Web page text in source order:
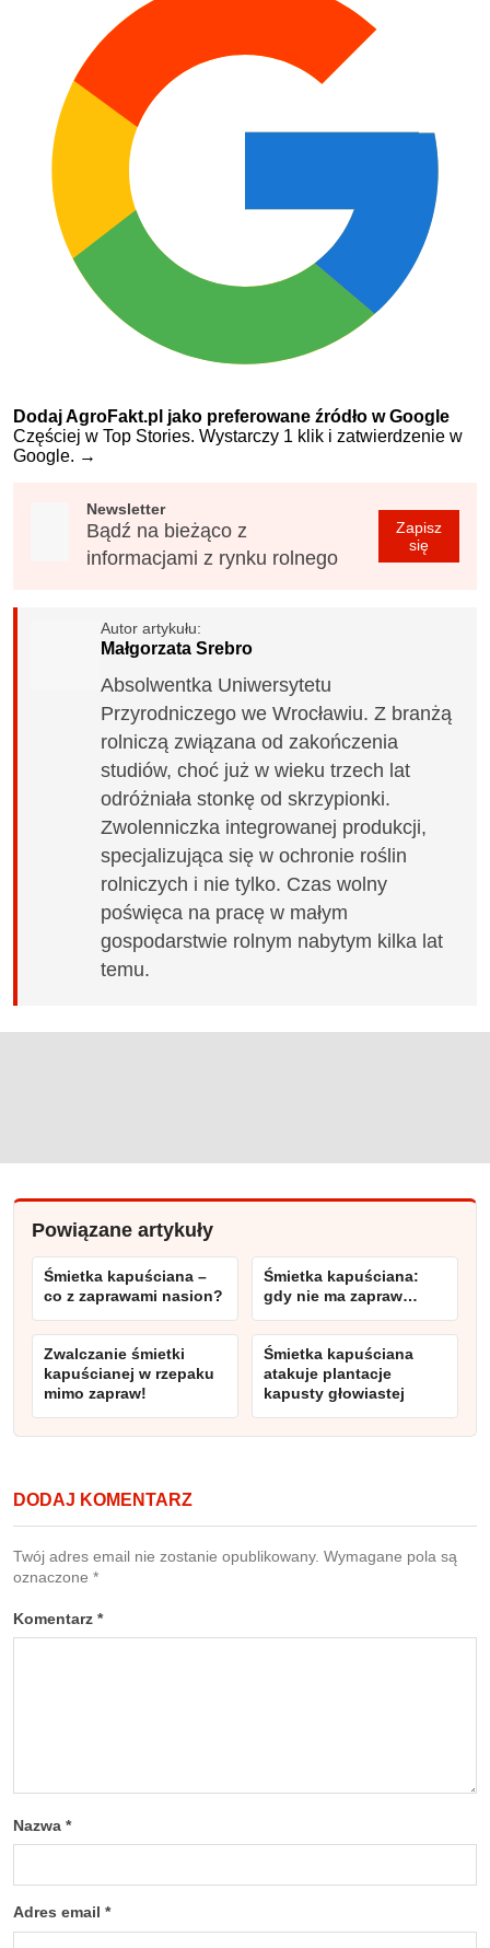
Dodaj AgroFakt.pl jako preferowane źródło w Google
Częściej w Top Stories. Wystarczy 1 klik i zatwierdzenie w
Google. →
Newsletter
Bądź na bieżąco z
informacjami z rynku rolnego
Zapisz
się
Autor artykułu:
Małgorzata Srebro
Absolwentka Uniwersytetu
Przyrodniczego we Wrocławiu. Z branżą
rolniczą związana od zakończenia
studiów, choć już w wieku trzech lat
odróżniała stonkę od skrzypionki.
Zwolenniczka integrowanej produkcji,
specjalizująca się w ochronie roślin
rolniczych i nie tylko. Czas wolny
poświęca na pracę w małym
gospodarstwie rolnym nabytym kilka lat
temu.
Powiązane artykuły
Śmietka kapuściana –
co z zaprawami nasion?
Śmietka kapuściana:
gdy nie ma zapraw…
Zwalczanie śmietki
kapuścianej w rzepaku
mimo zapraw!
Śmietka kapuściana
atakuje plantacje
kapusty głowiastej
DODAJ KOMENTARZ
Twój adres email nie zostanie opublikowany. Wymagane pola są
oznaczone *
Komentarz *
Nazwa *
Adres email *